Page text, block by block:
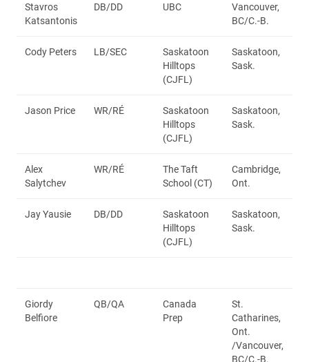
Stavros
Katsantonis
DB/DD UBC
Vancouver,
BC/C.-B.
Cody Peters LB/SEC
Saskatoon
Hilltops
(CJFL)
Saskatoon,
Sask.
Jason Price WR/RÉ
Saskatoon
Hilltops
(CJFL)
Saskatoon,
Sask.
Alex
Salytchev
WR/RÉ
The Taft
School (CT)
Cambridge,
Ont.
Jay Yausie DB/DD
Saskatoon
Hilltops
(CJFL)
Saskatoon,
Sask.
Giordy
Belfiore
QB/QA
Canada
Prep
St.
Catharines,
Ont.
/Vancouver,
BC/C.-B.